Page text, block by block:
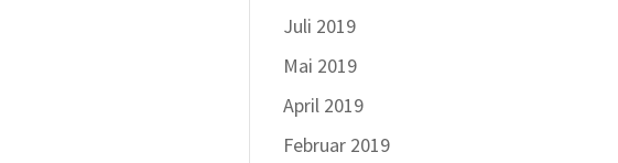
Juli 2019
Mai 2019
April 2019
Februar 2019